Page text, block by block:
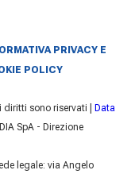
PRIVACY E
POLICY
sono riservati |
Data
SpA - Direzione
legale: via Angelo